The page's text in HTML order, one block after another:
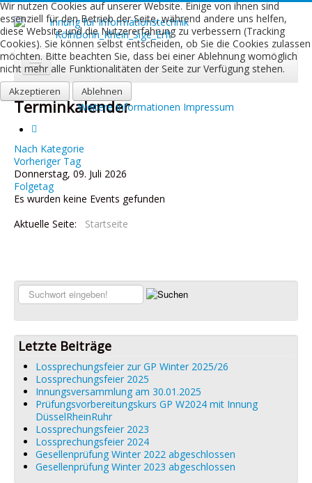
Start
Über uns
Leistungen
Ausbildung
Fachbetriebe
Links
Impressum
Terminkalender
Nach Kategorie
Vorheriger Tag
Donnerstag, 09. Juli 2026
Folgetag
Es wurden keine Events gefunden
Aktuelle Seite:
Startseite
Suchen...
Letzte Beiträge
Lossprechungsfeier zur GP Winter 2025/26
Lossprechungsfeier 2025
Innungsversammlung am 30.01.2025
Prüfungsvorbereitungskurs GP W2024 mit Innung
DüsselRheinRuhr
Lossprechungsfeier 2023
Lossprechungsfeier 2024
Gesellenprüfung Winter 2022 abgeschlossen
Gesellenprüfung Winter 2023 abgeschlossen
Wir nutzen Cookies auf unserer Website. Einige von ihnen sind
essenziell für den Betrieb der Seite, während andere uns helfen,
diese Website und die Nutzererfahrung zu verbessern (Tracking
Cookies). Sie können selbst entscheiden, ob Sie die Cookies zulassen
möchten. Bitte beachten Sie, dass bei einer Ablehnung womöglich
nicht mehr alle Funktionalitäten der Seite zur Verfügung stehen.
Akzeptieren Ablehnen
Weitere Informationen Impressum